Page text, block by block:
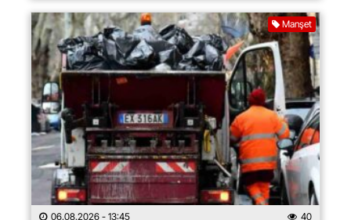
Manşet
06.08.2026 - 13:45 40